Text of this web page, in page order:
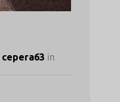
cepera63 in